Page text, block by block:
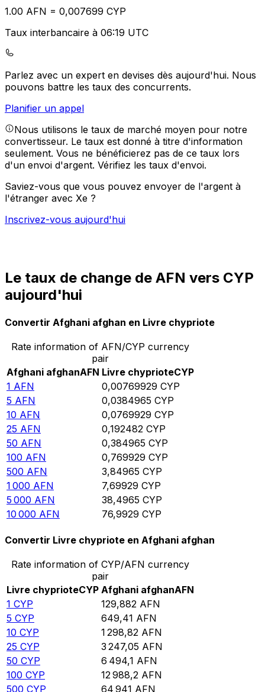
1.00 AFN = 0,007699 CYP
Taux interbancaire à 06:19 UTC
Parlez avec un expert en devises dès aujourd'hui. Nous
pouvons battre les taux des concurrents.
Planifier un appel
Nous utilisons le taux de marché moyen pour notre
convertisseur. Le taux est donné à titre d'information
seulement. Vous ne bénéficierez pas de ce taux lors
d'un envoi d'argent. Vérifiez les taux d'envoi.
Saviez-vous que vous pouvez envoyer de l'argent à
l'étranger avec Xe ?
Inscrivez-vous aujourd'hui
Le taux de change de AFN vers CYP
aujourd'hui
Convertir Afghani afghan en Livre chypriote
Rate information of AFN/CYP currency
pair
Afghani afghanAFN Livre chyprioteCYP
1 AFN 0,00769929 CYP
5 AFN 0,0384965 CYP
10 AFN 0,0769929 CYP
25 AFN 0,192482 CYP
50 AFN 0,384965 CYP
100 AFN 0,769929 CYP
500 AFN 3,84965 CYP
1 000 AFN 7,69929 CYP
5 000 AFN 38,4965 CYP
10 000 AFN 76,9929 CYP
Convertir Livre chypriote en Afghani afghan
Rate information of CYP/AFN currency
pair
Livre chyprioteCYP Afghani afghanAFN
1 CYP 129,882 AFN
5 CYP 649,41 AFN
10 CYP 1 298,82 AFN
25 CYP 3 247,05 AFN
50 CYP 6 494,1 AFN
100 CYP 12 988,2 AFN
500 CYP 64 941 AFN